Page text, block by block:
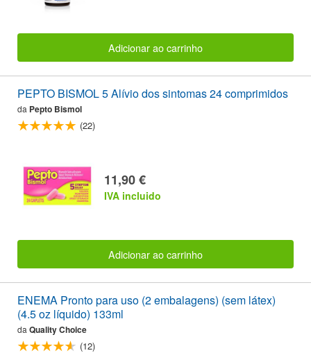
Adicionar ao carrinho
PEPTO BISMOL 5 Alívio dos sintomas 24 comprimidos
da Pepto Bismol
(22)
11,90 €
IVA incluido
Adicionar ao carrinho
ENEMA Pronto para uso (2 embalagens) (sem látex)
(4.5 oz líquido) 133ml
da Quality Choice
(12)